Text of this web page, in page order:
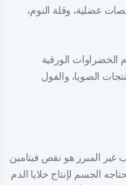
عضلية، وقلة النوم،
الخضراوات الورقية
الصويا، والفول
المبرر هو نقص فيتامين
الجسم لإنتاج خلايا الدم